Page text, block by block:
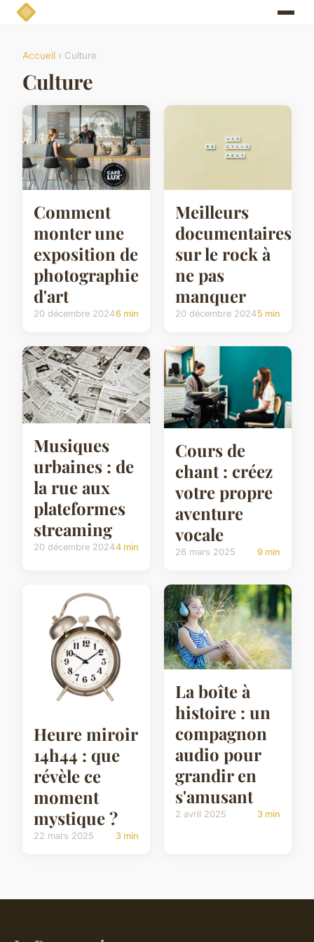
Accueil › Culture
Culture
Comment
monter une
exposition de
photographie
d'art
20 décembre 20246 min
Meilleurs
documentaires
sur le rock à
ne pas
manquer
20 décembre 20245 min
Musiques
urbaines : de
la rue aux
plateformes
streaming
20 décembre 20244 min
Cours de
chant : créez
votre propre
aventure
vocale
26 mars 2025 9 min
Heure miroir
14h44 : que
révèle ce
moment
mystique ?
22 mars 2025 3 min
La boîte à
histoire : un
compagnon
audio pour
grandir en
s'amusant
2 avril 2025 3 min